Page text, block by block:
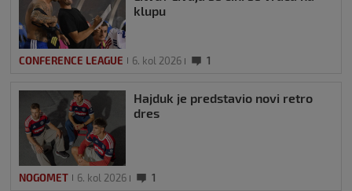
klupu
CONFERENCE LEAGUE 6. kol 2026 1
Hajduk je predstavio novi retro
dres
NOGOMET 6. kol 2026 1